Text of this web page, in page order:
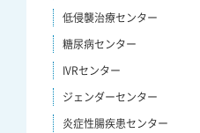
低侵襲治療センター
糖尿病センター
IVRセンター
ジェンダーセンター
炎症性腸疾患センター